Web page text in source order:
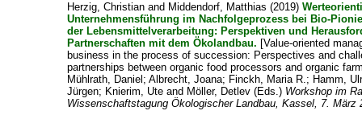
Herzig, Christian and Middendorf, Matthias (2019)
Unternehmensführung im Nachfolgeprozess bei Bio-
der Lebensmittelverarbeitung: Perspektiven und
Partnerschaften mit dem Ökolandbau. [Value-oriented
business in the process of succession: Perspectives and
partnerships between organic food processors and organic
Mühlrath, Daniel ;Albrecht, Joana; Finckh, Maria R.; Hamm,
Jürgen; Knierim, Ute and Möller, Detlev (Eds.) Workshop im
Wissenschaftstagung Ökologischer Landbau, Kassel, 7. März